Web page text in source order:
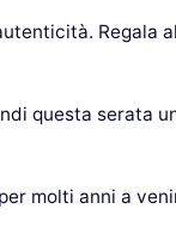
Regala
questa serata
molti anni a